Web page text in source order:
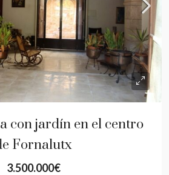
con jardín en el centro
Fornalutx
3.500.000€